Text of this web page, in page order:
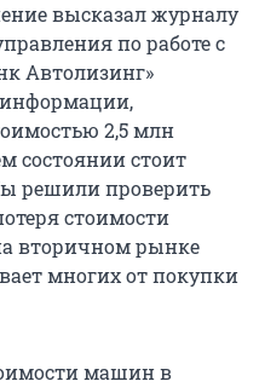
высказал журналу
по работе с
Автолизинг»
информации,
2,5 млн
состоянии стоит
решили проверить
стоимости
вторичном рынке
многих от покупки
машин в